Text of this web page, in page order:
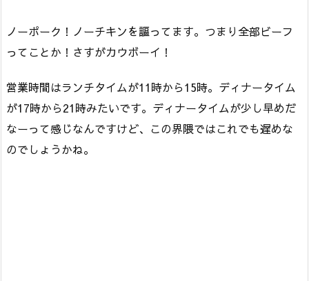
ノーポーク！ノーチキンを謳ってます。つまり全部ビーフ
ってことか！さすがカウボーイ！
営業時間はランチタイムが11時から15時。ディナータイム
が17時から21時みたいです。ディナータイムが少し早めだ
なーって感じなんですけど、この界隈ではこれでも遅めな
のでしょうかね。